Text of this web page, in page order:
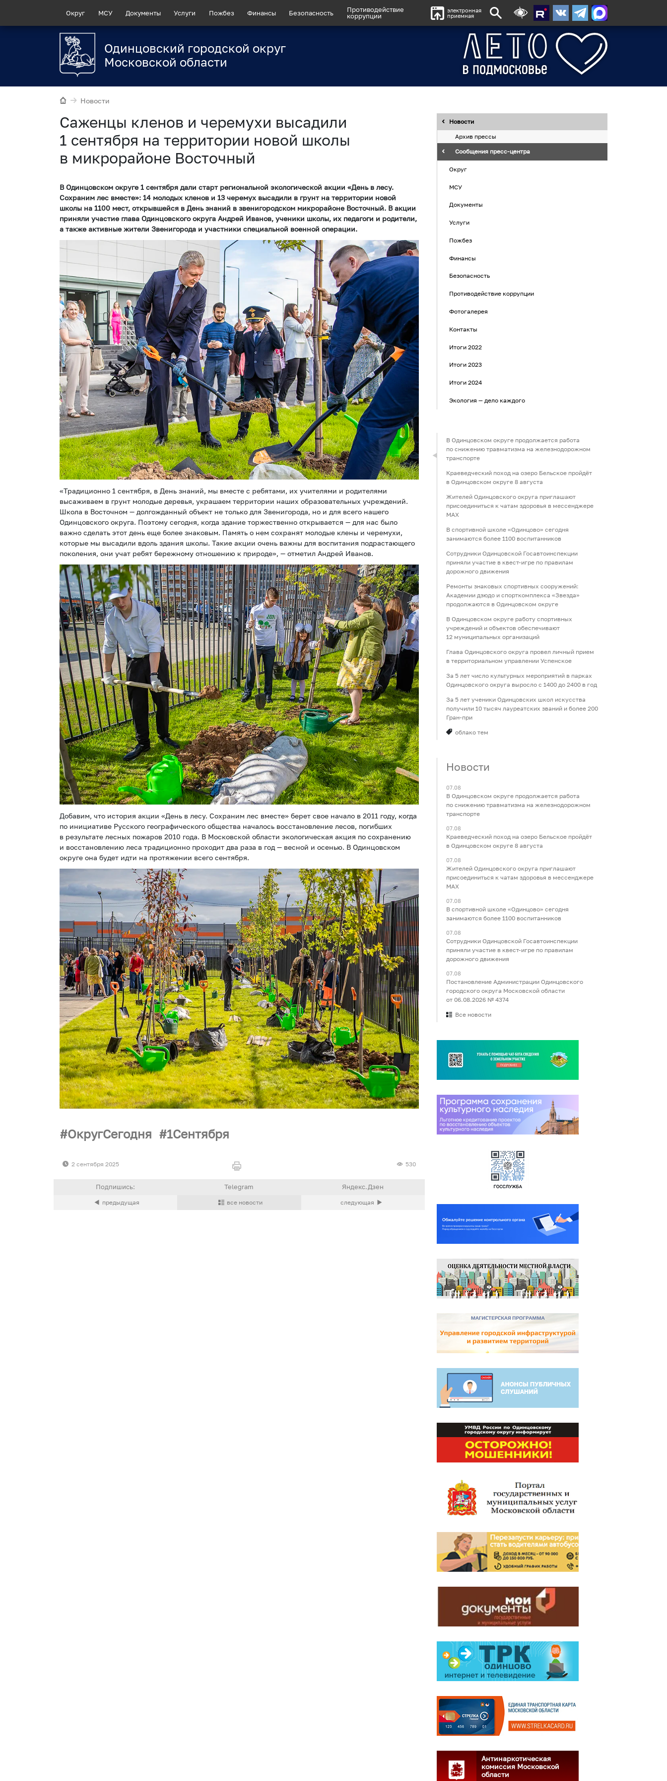
Округ МСУ Документы Услуги Пожбез Финансы Безопасность
Противодействие
коррупции
электронная
приемная
Одинцовский городской округ
Московской области
Новости
Саженцы кленов и черемухи высадили
1 сентября на территории новой школы
в микрорайоне Восточный
В Одинцовском округе 1 сентября дали старт региональной экологической акции «День в лесу.
Сохраним лес вместе»: 14 молодых кленов и 13 черемух высадили в грунт на территории новой
школы на 1100 мест, открывшейся в День знаний в звенигородском микрорайоне Восточный. В акции
приняли участие глава Одинцовского округа Андрей Иванов, ученики школы, их педагоги и родители,
а также активные жители Звенигорода и участники специальной военной операции.
«Традиционно 1 сентября, в День знаний, мы вместе с ребятами, их учителями и родителями
высаживаем в грунт молодые деревья, украшаем территории наших образовательных учреждений.
Школа в Восточном — долгожданный объект не только для Звенигорода, но и для всего нашего
Одинцовского округа. Поэтому сегодня, когда здание торжественно открывается — для нас было
важно сделать этот день еще более знаковым. Память о нем сохранят молодые клены и черемухи,
которые мы высадили вдоль здания школы. Такие акции очень важны для воспитания подрастающего
поколения, они учат ребят бережному отношению к природе», — отметил Андрей Иванов.
Добавим, что история акции «День в лесу. Сохраним лес вместе» берет свое начало в 2011 году, когда
по инициативе Русского географического общества началось восстановление лесов, погибших
в результате лесных пожаров 2010 года. В Московской области экологическая акция по сохранению
и восстановлению леса традиционно проходит два раза в год — весной и осенью. В Одинцовском
округе она будет идти на протяжении всего сентября.
ОкругСегодня 1Сентября
2 сентября 2025 530
Новости
Архив прессы
Сообщения пресс-центра
Округ
МСУ
Документы
Услуги
Пожбез
Финансы
Безопасность
Противодействие коррупции
Фотогалерея
Контакты
Итоги 2022
Итоги 2023
Итоги 2024
Экология — дело каждого
В Одинцовском округе продолжается работа
по снижению травматизма на железнодорожном
транспорте
Краеведческий поход на озеро Бельское пройдёт
в Одинцовском округе 8 августа
Жителей Одинцовского округа приглашают
присоединиться к чатам здоровья в мессенджере
МАХ
В спортивной школе «Одинцово» сегодня
занимаются более 1100 воспитанников
Сотрудники Одинцовской Госавтоинспекции
приняли участие в квест-игре по правилам
дорожного движения
Ремонты знаковых спортивных сооружений:
Академии дзюдо и спорткомплекса «Звезда»
продолжаются в Одинцовском округе
В Одинцовском округе работу спортивных
учреждений и объектов обеспечивают
12 муниципальных организаций
Глава Одинцовского округа провел личный прием
в территориальном управлении Успенское
За 5 лет число культурных мероприятий в парках
Одинцовского округа выросло с 1400 до 2400 в год
За 5 лет ученики Одинцовских школ искусства
получили 10 тысяч лауреатских званий и более 200
Гран-при
облако тем
Новости
07.08
В Одинцовском округе продолжается работа
по снижению травматизма на железнодорожном
транспорте
07.08
Краеведческий поход на озеро Бельское пройдёт
в Одинцовском округе 8 августа
07.08
Жителей Одинцовского округа приглашают
присоединиться к чатам здоровья в мессенджере
МАХ
07.08
В спортивной школе «Одинцово» сегодня
занимаются более 1100 воспитанников
07.08
Сотрудники Одинцовской Госавтоинспекции
приняли участие в квест-игре по правилам
дорожного движения
07.08
Постановление Администрации Одинцовского
городского округа Московской области
от 06.08.2026 № 4374
Все новости
Антинаркотическая
комиссия Московской
области